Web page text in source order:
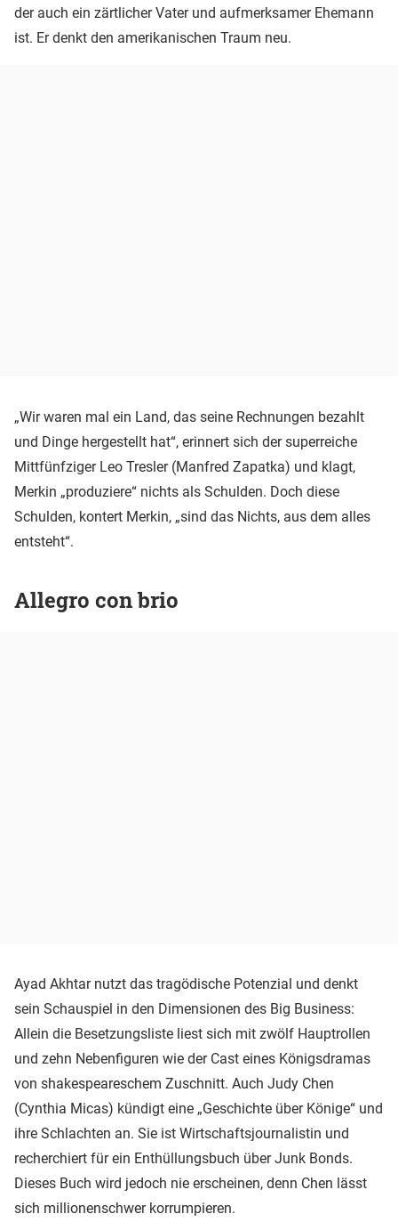
der auch ein zärtlicher Vater und aufmerksamer Ehemann
ist. Er denkt den amerikanischen Traum neu.
„Wir waren mal ein Land, das seine Rechnungen bezahlt
und Dinge hergestellt hat“, erinnert sich der superreiche
Mittfünfziger Leo Tresler (Manfred Zapatka) und klagt,
Merkin „produziere“ nichts als Schulden. Doch diese
Schulden, kontert Merkin, „sind das Nichts, aus dem alles
entsteht“.
Allegro con brio
Ayad Akhtar nutzt das tragödische Potenzial und denkt
sein Schauspiel in den Dimensionen des Big Business:
Allein die Besetzungsliste liest sich mit zwölf Hauptrollen
und zehn Nebenfiguren wie der Cast eines Königsdramas
von shakespeareschem Zuschnitt. Auch Judy Chen
(Cynthia Micas) kündigt eine „Geschichte über Könige“ und
ihre Schlachten an. Sie ist Wirtschaftsjournalistin und
recherchiert für ein Enthüllungsbuch über Junk Bonds.
Dieses Buch wird jedoch nie erscheinen, denn Chen lässt
sich millionenschwer korrumpieren.